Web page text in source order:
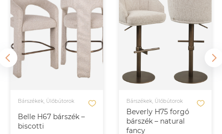
Belle H67 bárszék –
biscotti
Bárszékek, Ülőbútorok
Beverly H75 forgó
bárszék – natural
fancy
Bárszékek, Ülőbútorok